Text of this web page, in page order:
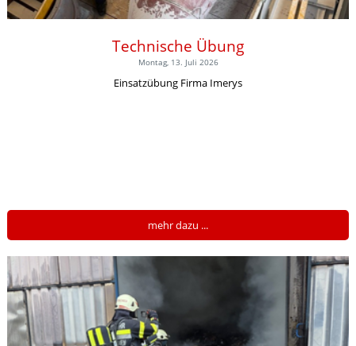
Technische Übung
Montag, 13. Juli 2026
Einsatzübung Firma Imerys
mehr dazu ...